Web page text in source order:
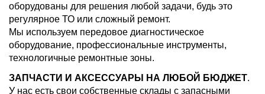
оборудованы для решения любой задачи, будь это
регулярное ТО или сложный ремонт.
Мы используем передовое диагностическое
оборудование, профессиональные инструменты,
технологичные ремонтные зоны.
ЗАПЧАСТИ И АКСЕССУАРЫ НА ЛЮБОЙ БЮДЖЕТ.
У нас есть свои собственные склады с запасными